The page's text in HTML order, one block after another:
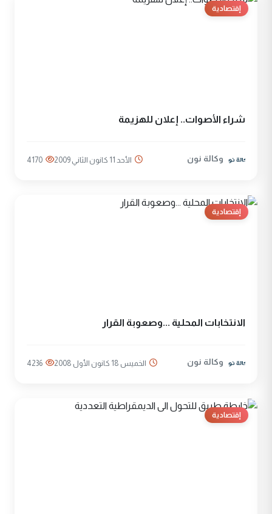
إقتصادية
شراء الأصوات.. إعلان للهزيمة
وكالة نون الأحد 11 كانون الثاني 2009 4170
إقتصادية
الانتخابات المحلية ...وصعوبة القرار
وكالة نون الخميس 18 كانون الأول 2008 4236
إقتصادية